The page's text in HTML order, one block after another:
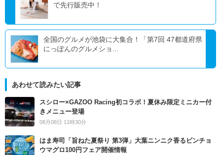
で先行販売中！
全国のグルメが池袋に大集合！「第7回 47都道府県
にっぽんのグルメショ...
あわせて読みたい記事
スシロー×GAZOO Racing初コラボ！夏休み限定ミニカー付
きメニュー登場
08月08日 11時30分
はま寿司「旨ねた夏祭り 第3弾」大葉ニンニク香るビンチョ
ウマグロ100円フェア開催情報